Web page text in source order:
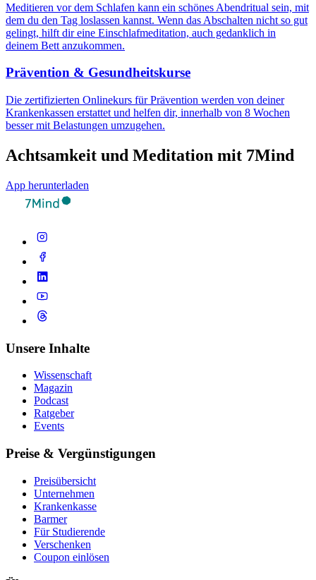
Meditieren vor dem Schlafen kann ein schönes Abendritual sein, mit
dem du den Tag loslassen kannst. Wenn das Abschalten nicht so gut
gelingt, hilft dir eine Einschlafmeditation, auch gedanklich in
deinem Bett anzukommen.
Prävention & Gesundheitskurse
Die zertifizierten Onlinekurs für Prävention werden von deiner
Krankenkassen erstattet und helfen dir, innerhalb von 8 Wochen
besser mit Belastungen umzugehen.
Achtsamkeit und Meditation mit 7Mind
App herunterladen
Unsere Inhalte
Wissenschaft
Magazin
Podcast
Ratgeber
Events
Preise & Vergünstigungen
Preisübersicht
Unternehmen
Krankenkasse
Barmer
Für Studierende
Ver­schen­ken
Coupon einlösen